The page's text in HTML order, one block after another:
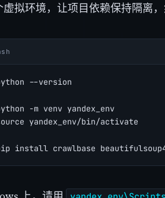
拟环境，让项目依赖保持隔离
--version
-m venv yandex_env
yandex_env/bin/activate
install crawlbase beautifulsoup4